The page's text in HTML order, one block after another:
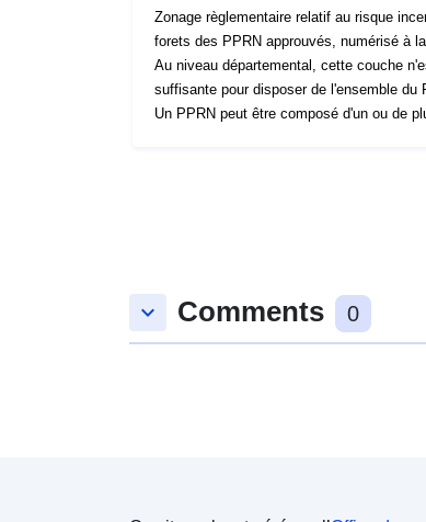
Zonage règlementaire relatif au risque
forets des PPRN approuvés, numérisé à la
Au niveau départemental, cette couche
suffisante pour disposer de l'ensemble du
Un PPRN peut être composé d'un ou de
la commune. Il est nécessaire de télécharger les 4
couches pour avoir la totalité des
keyboard_arrow_down Comments 0